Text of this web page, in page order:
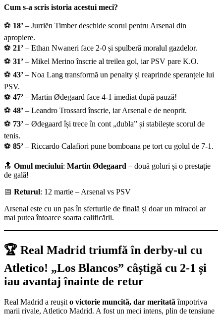
Cum s-a scris istoria acestui meci?
⚽ 18’ – Jurriën Timber deschide scorul pentru Arsenal din
apropiere.
⚽ 21’ – Ethan Nwaneri face 2-0 și spulberă moralul gazdelor.
⚽ 31’ – Mikel Merino înscrie al treilea gol, iar PSV pare K.O.
⚽ 43’ – Noa Lang transformă un penalty și reaprinde speranțele lui
PSV.
⚽ 47’ – Martin Ødegaard face 4-1 imediat după pauză!
⚽ 48’ – Leandro Trossard înscrie, iar Arsenal e de neoprit.
⚽ 73’ – Ødegaard își trece în cont „dubla” și stabilește scorul de
tenis.
⚽ 85’ – Riccardo Calafiori pune bomboana pe tort cu golul de 7-1.
🔝 Omul meciului: Martin Ødegaard – două goluri și o prestație
de gală!
📅 Returul: 12 martie – Arsenal vs PSV
Arsenal este cu un pas în sferturile de finală și doar un miracol ar
mai putea întoarce soarta calificării.
🏆 Real Madrid triumfă în derby-ul cu
Atletico! „Los Blancos” câștigă cu 2-1 și
iau avantaj înainte de retur
Real Madrid a reușito victorie muncită, dar meritatăîmpotriva
marii rivale, Atletico Madrid. A fost un meci intens, plin de tensiune